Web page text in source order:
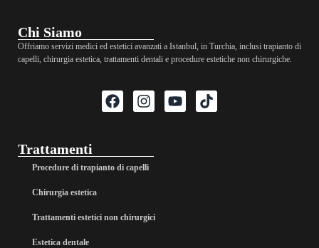
Chi Siamo
Offriamo servizi medici ed estetici avanzati a Istanbul, in Turchia, inclusi trapianto di
capelli, chirurgia estetica, trattamenti dentali e procedure estetiche non chirurgiche.
Trattamenti
Procedure di trapianto di capelli
Chirurgia estetica
Trattamenti estetici non chirurgici
Estetica dentale